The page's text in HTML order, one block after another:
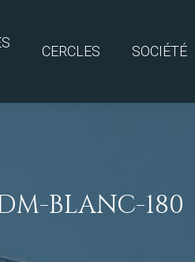
CERCLES SOCIÉTÉ
BLANC-180